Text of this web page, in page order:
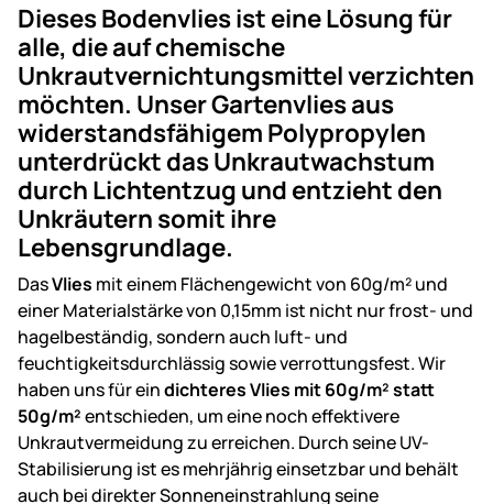
Dieses Bodenvlies ist eine Lösung für
alle, die auf chemische
Unkrautvernichtungsmittel verzichten
möchten. Unser Gartenvlies aus
widerstandsfähigem Polypropylen
unterdrückt das Unkrautwachstum
durch Lichtentzug und entzieht den
Unkräutern somit ihre
Lebensgrundlage.
DasVlies mit einem Flächengewicht von 60g/m² und
einer Materialstärke von 0,15mm ist nicht nur frost- und
hagelbeständig, sondern auch luft- und
feuchtigkeitsdurchlässig sowie verrottungsfest. Wir
haben uns für eindichteres Vlies mit 60g/m² statt
50g/m²entschieden, um eine noch effektivere
Unkrautvermeidung zu erreichen. Durch seine UV-
Stabilisierung ist es mehrjährig einsetzbar und behält
auch bei direkter Sonneneinstrahlung seine